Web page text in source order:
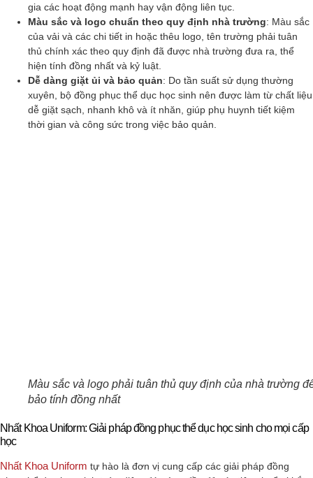
gia các hoạt động mạnh hay vận động liên tục.
Màu sắc và logo chuẩn theo quy định nhà trường: Màu sắc
của vải và các chi tiết in hoặc thêu logo, tên trường phải tuân
thủ chính xác theo quy định đã được nhà trường đưa ra, thể
hiện tính đồng nhất và kỷ luật.
Dễ dàng giặt ủi và bảo quản: Do tần suất sử dụng thường
xuyên, bộ đồng phục thể dục học sinh nên được làm từ chất liệu
dễ giặt sạch, nhanh khô và ít nhăn, giúp phụ huynh tiết kiệm
thời gian và công sức trong việc bảo quản.
Màu sắc và logo phải tuân thủ quy định của nhà trường
bảo tính đồng nhất
Nhất Khoa Uniform: Giải pháp đồng phục thể dục học sinh cho mọi cấp
học
Nhất Khoa Uniform tự hào là đơn vị cung cấp các giải pháp đồng